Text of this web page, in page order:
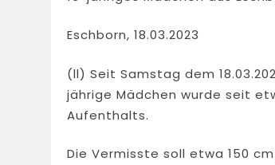
Eschborn, 18.03.2023
(ll) Seit Samstag dem
jährige Mädchen wurde seit
Aufenthalts.
Die Vermisste soll etwa 150